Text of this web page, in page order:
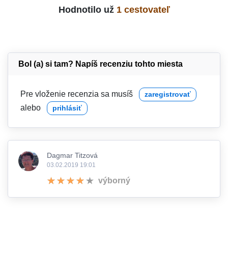
Hodnotilo už 1 cestovateľ
Bol (a) si tam? Napíš recenziu tohto miesta
Pre vloženie recenzia sa musíš zaregistrovať
alebo prihlásiť
Dagmar Titzová
03.02.2019 19:01
výborný